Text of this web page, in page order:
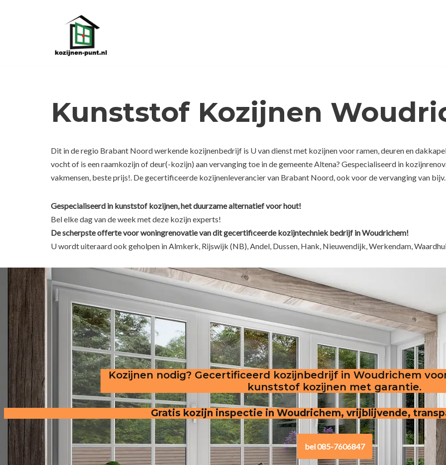
Kunststof Kozijnen
Dit in de regio Brabant Noord werkende kozijnenbedrijf is U van dienst met kozijnen voor ramen, deuren en
vocht of is een raamkozijn of deur(-kozijn) aan vervanging toe in de gemeente Altena? Gespecialiseerd in
vakmensen, beste prijs!. De gecertificeerde kozijnenleverancier van Brabant Noord, ook voor de vervanging van
Gespecialiseerd in kunststof kozijnen, het duurzame alternatief voor hout!
Bel elke dag van de week met deze kozijn experts!
De scherpsteofferte voor woningrenovatie van dit gecertificeerde kozijntechniek bedrijf in Woudrichem!
U wordt uiteraard ook geholpen in Almkerk, Rijswijk (NB), Andel, Dussen, Hank, Nieuwendijk, Werkendam,
Kozijnen nodig? Gecertificeerd kozijnbedrijf in Woudrichem
kunststof kozijnen met garantie.
Gratis kozijn inspectie in Woudrichem, vrijblijvende,
bel 085-7606847